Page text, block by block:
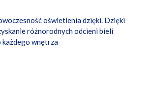
oświetlenia dzięki. Dzięki
różnorodnych odcieni bieli
każdego wnętrza